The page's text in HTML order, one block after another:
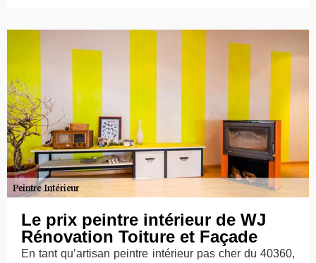
Le prix peintre intérieur de WJ
Rénovation Toiture et Façade
En tant qu’artisan peintre intérieur pas cher du 40360,